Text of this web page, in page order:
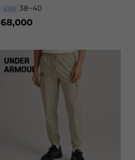
SIZE 38~40
68,000